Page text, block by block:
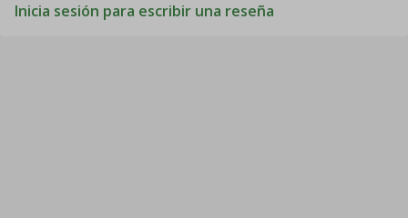
Inicia sesión para escribir una reseña